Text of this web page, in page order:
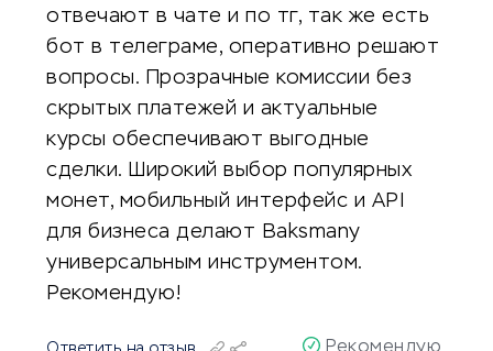
отвечают в чате и по тг, так же есть
бот в телеграме, оперативно решают
вопросы. Прозрачные комиссии без
скрытых платежей и актуальные
курсы обеспечивают выгодные
сделки. Широкий выбор популярных
монет, мобильный интерфейс и API
для бизнеса делают Baksmany
универсальным инструментом.
Рекомендую!